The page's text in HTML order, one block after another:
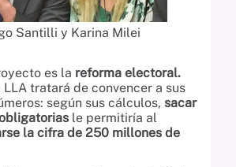
Santilli y Karina Milei
es la reforma electoral.
tratará de convencer a sus
según sus cálculos, sacar
le permitiría al
la cifra de 250 millones de